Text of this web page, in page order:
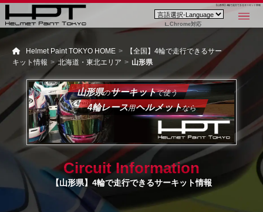
【山形県】4輪で走行できるサーキット情報
Chrome対応
Helmet Paint TOKYO HOME
【全国】4輪で走行できるサー
キット情報
北海道・東北エリア 山形県
山形県のサーキットで使う
4輪レース用ヘルメットなら
Circuit Information
【山形県】4輪で走行できるサーキット情報